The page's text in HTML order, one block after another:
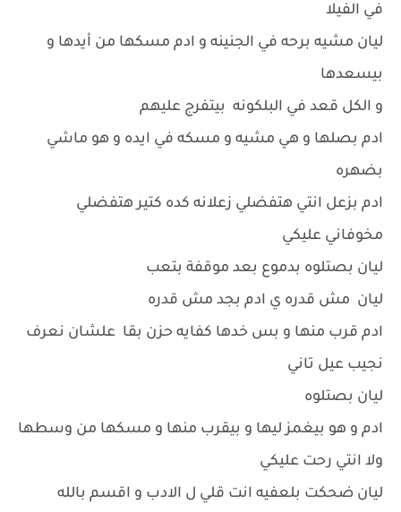
في الفيلا
ليان مشيه برحه في الجنينه و ادم مسكها من أيدها و
بيسعدها
و الكل قعد في البلكونه بيتفرج عليهم
ادم بصلها و هي مشيه و مسكه في ايده و هو ماشي
بضهره
ادم بزعل انتي هتفضلي زعلانه كده كتير هتفضلي
مخوفاني عليكي
ليان بصتلوه بدموع بعد موقفة بتعب
ليان مش قدره ي ادم بجد مش قدره
ادم قرب منها و بس خدها كفايه حزن بقا علشان نعرف
نجيب عيل تاني
ليان بصتلوه
ادم و هو بيغمز ليها و بيقرب منها و مسكها من وسطها
ولا انتي رحت عليكي
ليان ضحكت بلعفيه انت قلي ل الادب و اقسم بالله